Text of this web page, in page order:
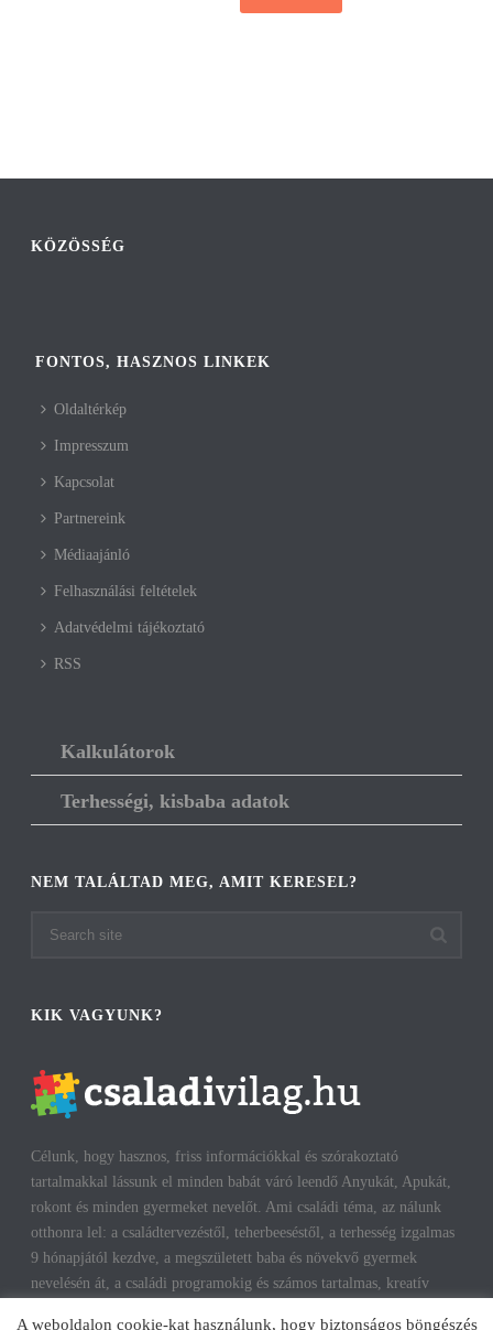
KÖZÖSSÉG
FONTOS, HASZNOS LINKEK
Oldaltérkép
Impresszum
Kapcsolat
Partnereink
Médiaajánló
Felhasználási feltételek
Adatvédelmi tájékoztató
RSS
Kalkulátorok
Terhességi, kisbaba adatok
NEM TALÁLTAD MEG, AMIT KERESEL?
KIK VAGYUNK?
Célunk, hogy hasznos, friss információkkal és szórakoztató
tartalmakkal lássunk el minden babát váró leendő Anyukát, Apukát,
rokont és minden gyermeket nevelőt. Ami családi téma, az nálunk
otthonra lel: a családtervezéstől, teherbeeséstől, a terhesség izgalmas
9 hónapjától kezdve, a megszületett baba és növekvő gyermek
nevelésén át, a családi programokig és számos tartalmas, kreatív
A weboldalon cookie-kat használunk, hogy biztonságos böngészés